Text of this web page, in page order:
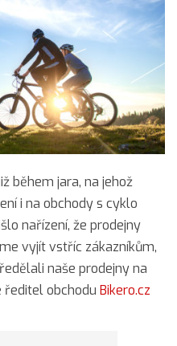
během jara, na jehož
i na obchody s cyklo
nařízení, že prodejny
vyjít vstříc zákazníkům,
naše prodejny na
ředitel obchodu Bikero.cz